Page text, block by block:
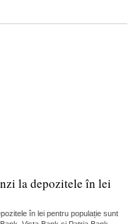
la depozitele în lei
în lei pentru populație sunt